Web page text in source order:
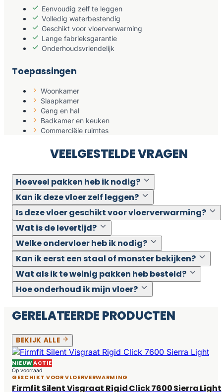
Eenvoudig zelf te leggen
Volledig waterbestendig
Geschikt voor vloerverwarming
Lange fabrieksgarantie
Onderhoudsvriendelijk
Toepassingen
Woonkamer
Slaapkamer
Gang en hal
Badkamer en keuken
Commerciële ruimtes
VEELGESTELDE VRAGEN
Hoeveel pakken heb ik nodig?
Kan ik deze vloer zelf leggen?
Is deze vloer geschikt voor vloerverwarming?
Wat is de levertijd?
Welke ondervloer heb ik nodig?
Kan ik eerst een staal of monster bekijken?
Wat als ik te weinig pakken heb besteld?
Hoe onderhoud ik mijn vloer?
GERELATEERDE PRODUCTEN
BEKIJK ALLE
NIEUWACTIE
Op voorraad
GESCHIKT VOOR VLOERVERWARMING
Firmfit Silent Visgraat Rigid Click 7600 Sierra Light